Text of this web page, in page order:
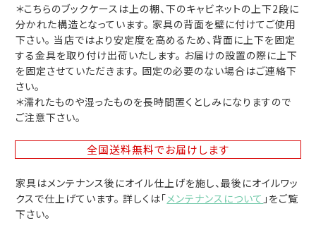
＊こちらのブックケースは上の棚、下のキャビネットの上下2段に
分かれた構造となっています。 家具の背面を壁に付けてご使用
下さい。 当店ではより安定度を高めるため、背面に上下を固定
する金具を取り付け出荷いたします。 お届けの設置の際に上下
を固定させていただきます。 固定の必要のない場合はご連絡下
さい。
＊濡れたものや湿ったものを長時間置くとしみになりますので
ご注意下さい。
全国送料無料でお届けします
家具はメンテナンス後にオイル仕上げを施し、最後にオイルワッ
クスで仕上げています。 詳しくは「メンテナンスについて 」をご覧
下さい。